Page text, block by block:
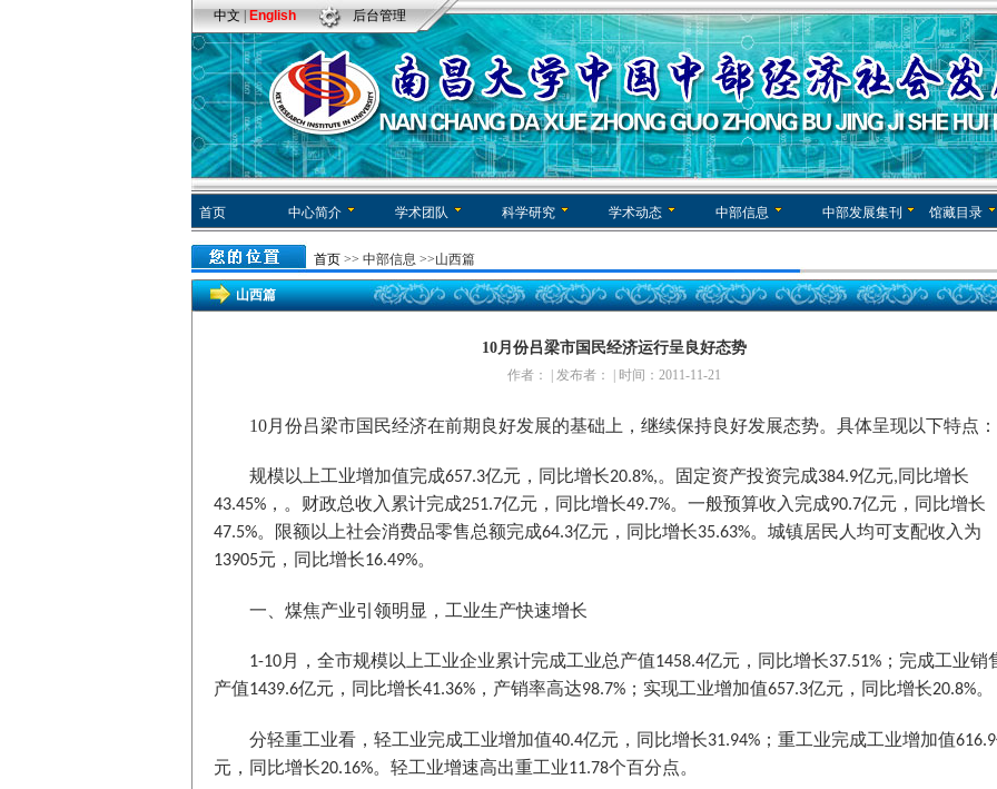
中文 English 后台管理
首页 中心简介 学术团队 科学研究 学术动态 中部信息 中部发展集刊 馆藏目录
首页 >> 中部信息 >>山西篇
山西篇
10月份吕梁市国民经济运行呈良好态势
作者： | 发布者： | 时间：2011-11-21
10月份吕梁市国民经济在前期良好发展的基础上，继续保持良好发展态势。具体呈现以下特点：
规模以上工业增加值完成657.3亿元，同比增长20.8%,。固定资产投资完成384.9亿元,同比增长
43.45% ，。财政总收入累计完成251.7亿元，同比增长49.7%。一般预算收入完成90.7亿元，同比增长
47.5%。限额以上社会消费品零售总额完成64.3亿元，同比增长35.63%。城镇居民人均可支配收入为
13905元，同比增长16.49%。
一、煤焦产业引领明显，工业生产快速增长
1-10月，全市规模以上工业企业累计完成工业总产值1458.4亿元，同比增长37.51% ；完成工业销
产值1439.6亿元，同比增长41.36% ，产销率高达98.7% ；实现工业增加值657.3亿元，同比增长20.8%。
分轻重工业看，轻工业完成工业增加值40.4亿元，同比增长31.94% ；重工业完成工业增加值616.9
元，同比增长20.16%。轻工业增速高出重工业11.78个百分点。